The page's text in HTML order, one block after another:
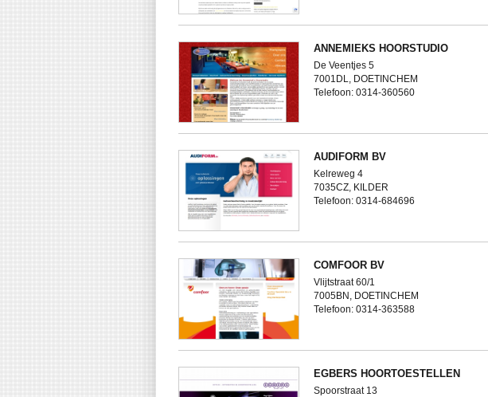
ANNEMIEKS HOORSTUDIO
De Veentjes 5
7001DL, DOETINCHEM
Telefoon: 0314-360560
AUDIFORM BV
Kelreweg 4
7035CZ, KILDER
Telefoon: 0314-684696
COMFOOR BV
Vlijtstraat 60/1
7005BN, DOETINCHEM
Telefoon: 0314-363588
EGBERS HOORTOESTELLEN
Spoorstraat 13